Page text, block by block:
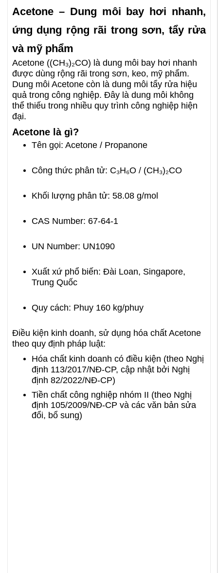
Acetone – Dung môi bay hơi nhanh,
ứng dụng rộng rãi trong sơn, tẩy rửa
và mỹ phẩm
Acetone ((CH₃)₂CO) là dung môi bay hơi nhanh
được dùng rộng rãi trong sơn, keo, mỹ phẩm.
Dung môi Acetone còn là dung môi tẩy rửa hiệu
quả trong công nghiệp. Đây là dung môi không
thể thiếu trong nhiều quy trình công nghiệp hiện
đại.
Acetone là gì?
Tên gọi: Acetone / Propanone
Công thức phân tử: C₃H₆O / (CH₃)₂CO
Khối lượng phân tử: 58.08 g/mol
CAS Number: 67-64-1
UN Number: UN1090
Xuất xứ phổ biến: Đài Loan, Singapore,
Trung Quốc
Quy cách: Phuy 160 kg/phuy
Điều kiện kinh doanh, sử dụng hóa chất Acetone
theo quy định pháp luật:
Hóa chất kinh doanh có điều kiện (theo Nghị
định 113/2017/NĐ-CP, cập nhật bởi Nghị
định 82/2022/NĐ-CP)
Tiền chất công nghiệp nhóm II (theo Nghị
định 105/2009/NĐ-CP và các văn bản sửa
đổi, bổ sung)